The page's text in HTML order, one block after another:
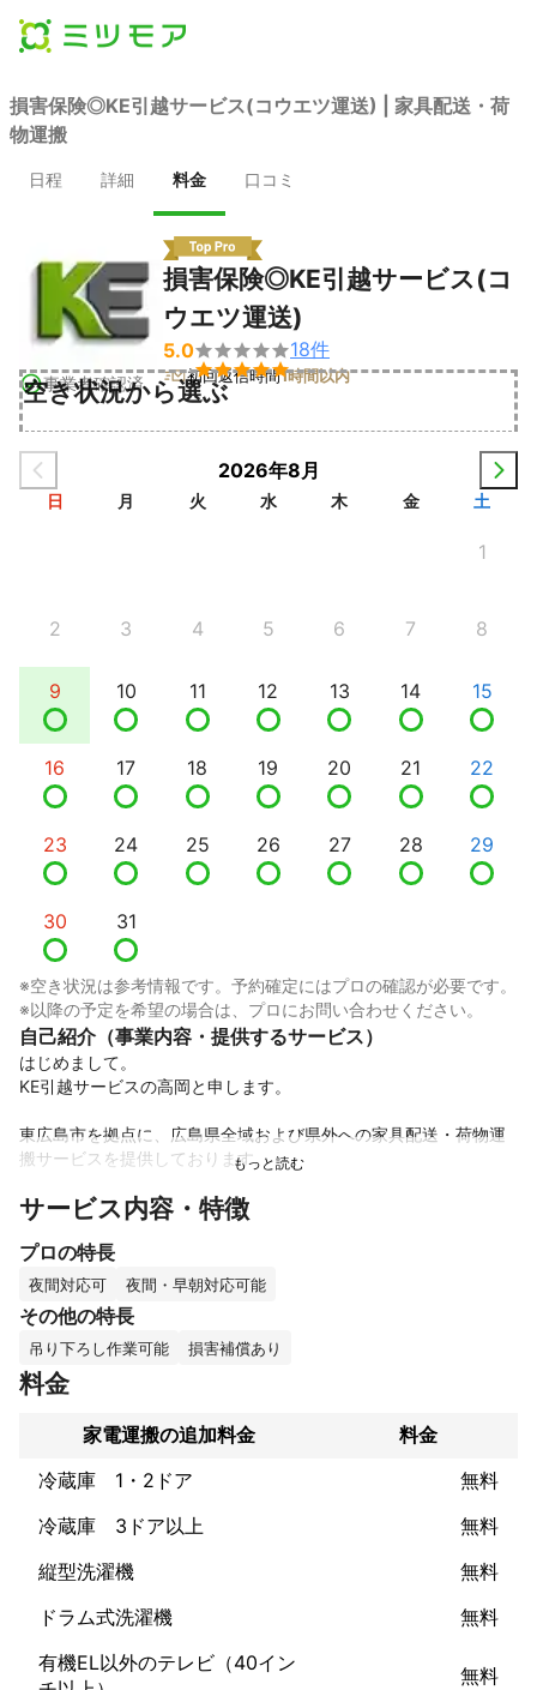
損害保険◎KE引越サービス(コウエツ運送) | 家具配送・荷
物運搬
日程 詳細 料金 口コミ
事業者確認済
損害保険◎KE引越サービス(コ
ウエツ運送)
5.0

18件
初回返信時間1時間以内
空き状況から選ぶ
2026年8月
日 月 火 水 木 金 土
1
2 3 4 5 6 7 8
9 10 11 12 13 14 15
16 17 18 19 20 21 22
23 24 25 26 27 28 29
30 31
※空き状況は参考情報です。予約確定にはプロの確認が必要です。
※以降の予定を希望の場合は、プロにお問い合わせください。
自己紹介（事業内容・提供するサービス）
はじめまして。
KE引越サービスの高岡と申します。
東広島市を拠点に、広島県全域および県外への家具配送・荷物運
搬サービスを提供しております。
大手引越し会社出身スタッフで構成されており、培った技術と対
速」を理念に、一件一件の配送作業を丁寧に対応いたします。
当社は基本2名体制で安全・スムーズに作業を実施。また、建物・
家財への養生や細かな配慮も徹底しており、万が一の際も損害補
償があるため安心してお任せいただけます。さらに、吊り下ろし
作業にも対応可能で、階段での搬入が困難な大型家具も確実に運
搬いたします。
大型家具から小物まで幅広く対応し、事前に確定したお見積りか
ら内容変更がない限り当日の追加料金はございません。料金の
「見える化」を大切にしております。
地域密着の安心感と広域対応の柔軟さで、お客様に満足いただけ
るサービスをお約束。まずはお気軽にご相談ください。
サービス内容・特徴
プロの特長
夜間対応可 夜間・早朝対応可能
その他の特長
吊り下ろし作業可能 損害補償あり
料金
家電運搬の追加料金
料金
冷蔵庫 1・2ドア
無料
冷蔵庫 3ドア以上
無料
縦型洗濯機
無料
ドラム式洗濯機
無料
有機EL以外のテレビ（40イン
無料